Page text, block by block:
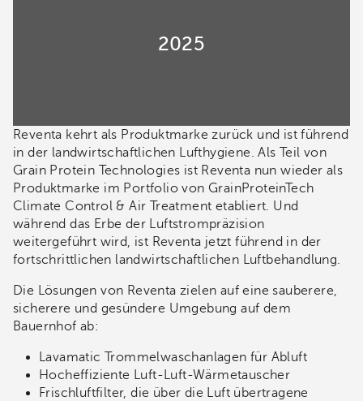
2025
Reventa kehrt als Produktmarke zurück und ist führend
in der landwirtschaftlichen Lufthygiene. Als Teil von
Grain Protein Technologies ist Reventa nun wieder als
Produktmarke im Portfolio von GrainProteinTech
Climate Control & Air Treatment etabliert. Und
während das Erbe der Luftstrompräzision
weitergeführt wird, ist Reventa jetzt führend in der
fortschrittlichen landwirtschaftlichen Luftbehandlung.
Die Lösungen von Reventa zielen auf eine sauberere,
sicherere und gesündere Umgebung auf dem
Bauernhof ab:
Lavamatic Trommelwaschanlagen für Abluft
Hocheffiziente Luft-Luft-Wärmetauscher
Frischluftfilter, die über die Luft übertragene